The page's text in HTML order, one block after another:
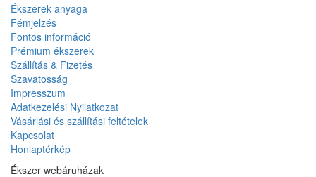
Ékszerek anyaga
Fémjelzés
Fontos információ
Prémium ékszerek
Szállítás & Fizetés
Szavatosság
Impresszum
Adatkezelési Nyilatkozat
Vásárlási és szállítási feltételek
Kapcsolat
Honlaptérkép
Ékszer webáruházak